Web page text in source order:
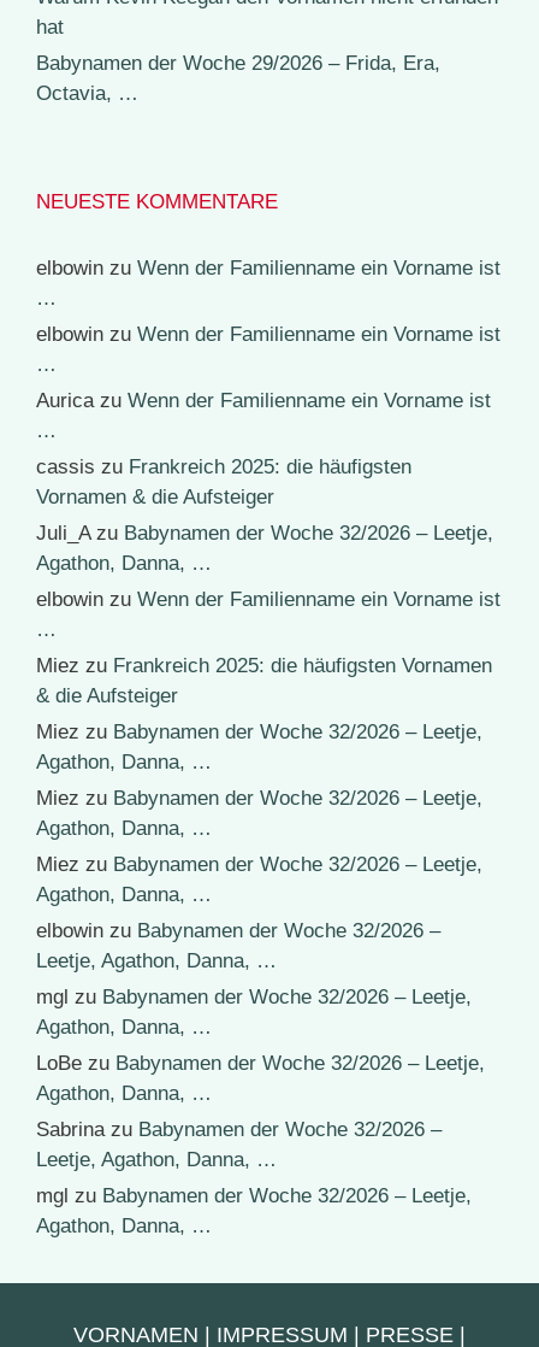
hat
Babynamen der Woche 29/2026 – Frida, Era,
Octavia, …
NEUESTE KOMMENTARE
elbowin zu Wenn der Familienname ein Vorname ist
…
elbowin zu Wenn der Familienname ein Vorname ist
…
Aurica zu Wenn der Familienname ein Vorname ist
…
cassis zu Frankreich 2025: die häufigsten
Vornamen & die Aufsteiger
Juli_Azu Babynamen der Woche 32/2026 – Leetje,
Agathon, Danna, …
elbowin zu Wenn der Familienname ein Vorname ist
…
Miez zu Frankreich 2025: die häufigsten Vornamen
& die Aufsteiger
Miez zu Babynamen der Woche 32/2026 – Leetje,
Agathon, Danna, …
Miez zu Babynamen der Woche 32/2026 – Leetje,
Agathon, Danna, …
Miez zu Babynamen der Woche 32/2026 – Leetje,
Agathon, Danna, …
elbowin zu Babynamen der Woche 32/2026 –
Leetje, Agathon, Danna, …
mgl zu Babynamen der Woche 32/2026 – Leetje,
Agathon, Danna, …
LoBe zu Babynamen der Woche 32/2026 – Leetje,
Agathon, Danna, …
Sabrina zu Babynamen der Woche 32/2026 –
Leetje, Agathon, Danna, …
mgl zu Babynamen der Woche 32/2026 – Leetje,
Agathon, Danna, …
VORNAMEN | IMPRESSUM | PRESSE |